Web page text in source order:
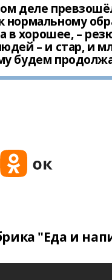
деле
нормальному
в хорошее, –
– и стар, и
будем
"Еда и